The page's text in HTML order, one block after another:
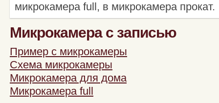
микрокамера full, в микрокамера прокат.
Микрокамера с записью
Пример с микрокамеры
Схема микрокамеры
Микрокамера для дома
Микрокамера full